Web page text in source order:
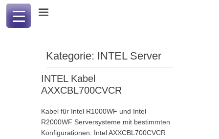
Kategorie: INTEL Server
INTEL Kabel
AXXCBL700CVCR
Kabel für Intel R1000WF und Intel
R2000WF Serversysteme mit bestimmten
Konfigurationen. Intel AXXCBL700CVCR